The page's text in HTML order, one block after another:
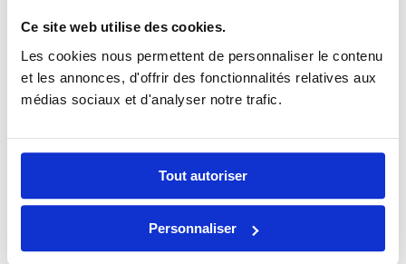
Ce site web utilise des cookies.
Les cookies nous permettent de personnaliser le contenu
et les annonces, d'offrir des fonctionnalités relatives aux
médias sociaux et d'analyser notre trafic.
Tout autoriser
Personnaliser
fonctionne.
Techniques de prompt pour Midjourney :
optimiser la créativité et l’intention.
Gestion des styles et des thèmes : adapter
Canva : design visuel simplifié
Utiliser Canva pour la création rapide de
contenus visuels.
Conseils pour des designs impactants :
principes de base du design graphique.